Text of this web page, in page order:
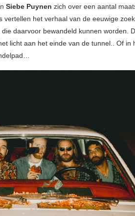
Siebe Puynen zich over een aantal
vertellen het verhaal van de eeuwige
daarvoor bewandeld kunnen worden.
licht aan het einde van de tunnel.. Of in